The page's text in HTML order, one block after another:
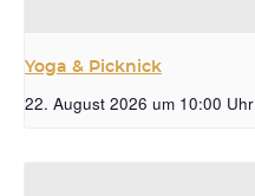
Yoga & Picknick
22. August 2026 um 10:00 Uhr